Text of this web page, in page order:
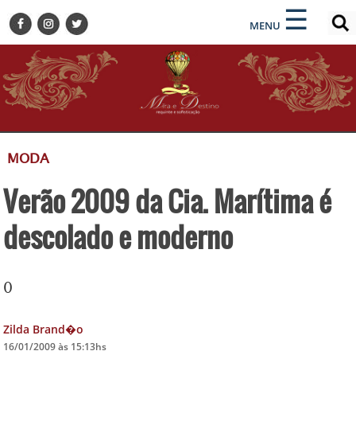
MENU ☰
×
BELEZA
BUSINESS E NEGÓCIOS
CULTURA
DESTINOS
GASTRONOMIA
HOTELARIA
MODA
×
ENCONTRE SUA NOTÍCIA
MODA
Verão 2009 da Cia. Marítima é
descolado e moderno
0
Zilda Brand�o
16/01/2009 às 15:13hs